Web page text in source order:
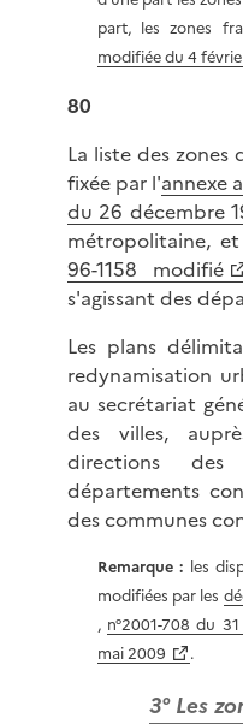
part, les zones
modifiée du 4
80
La liste des
fixée par l'annexe
du 26 décembre
métropolitaine,
96-1158 modifié
s'agissant des
Les plans
redynamisation
au secrétariat
des villes,
directions
départements
des communes
Remarque : les
modifiées par les
, n°2001-708 du
mai 2009
.
3° Les